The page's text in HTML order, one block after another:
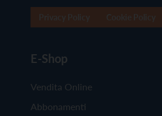
E-Shop
Vendita Online
Abbonamenti